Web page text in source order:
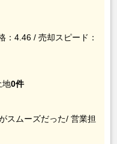
：4.46 / 売却スピード：
地0件
スムーズだった/ 営業担